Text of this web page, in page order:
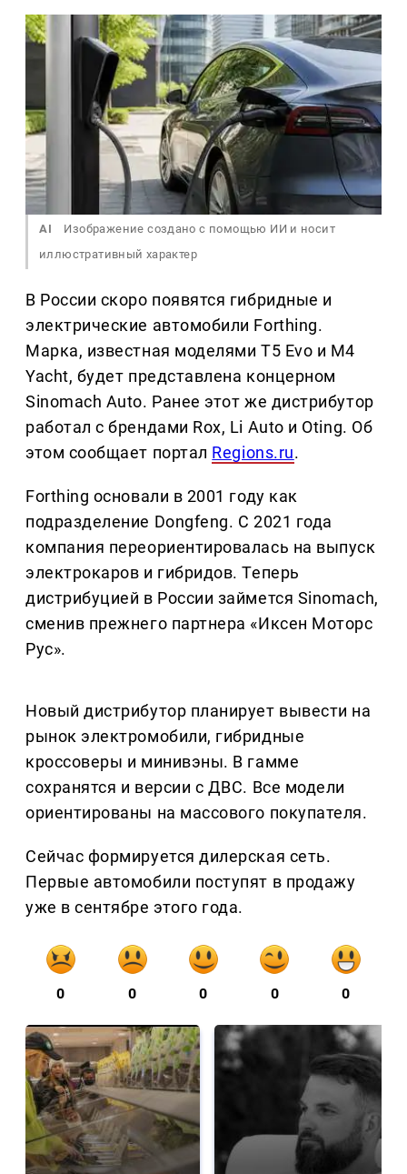
AI
Изображение создано с помощью ИИ и носит
иллюстративный характер
В России скоро появятся гибридные и
электрические автомобили Forthing.
Марка, известная моделями T5 Evo и M4
Yacht, будет представлена концерном
Sinomach Auto. Ранее этот же дистрибутор
работал с брендами Rox, Li Auto и Oting. Об
этом сообщает портал Regions.ru.
Forthing основали в 2001 году как
подразделение Dongfeng. С 2021 года
компания переориентировалась на выпуск
электрокаров и гибридов. Теперь
дистрибуцией в России займется Sinomach,
сменив прежнего партнера «Иксен Моторс
Рус».
Новый дистрибутор планирует вывести на
рынок электромобили, гибридные
кроссоверы и минивэны. В гамме
сохранятся и версии с ДВС. Все модели
ориентированы на массового покупателя.
Сейчас формируется дилерская сеть.
Первые автомобили поступят в продажу
уже в сентябре этого года.
0 0 0 0 0